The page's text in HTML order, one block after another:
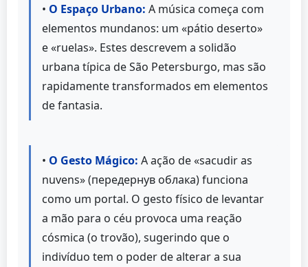
• O Espaço Urbano: A música começa com
elementos mundanos: um «pátio deserto»
e «ruelas». Estes descrevem a solidão
urbana típica de São Petersburgo, mas são
rapidamente transformados em elementos
de fantasia.
• O Gesto Mágico: A ação de «sacudir as
nuvens» (передернув облака) funciona
como um portal. O gesto físico de levantar
a mão para o céu provoca uma reação
cósmica (o trovão), sugerindo que o
indivíduo tem o poder de alterar a sua